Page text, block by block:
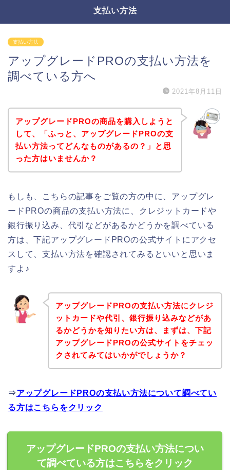
支払い方法
支払い方法
アップグレードPROの支払い方法を
調べている方へ
2021年8月11日
アップグレードPROの商品を購入しようと
して、「ふっと、アップグレードPROの支
払い方法ってどんなものがあるの？」と思
った方はいませんか？
もしも、こちらの記事をご覧の方の中に、アップグレ
ードPROの商品の支払い方法に、クレジットカードや
銀行振り込み、代引などがあるかどうかを調べている
方は、下記アップグレードPROの公式サイトにアクセ
スして、支払い方法を確認されてみるといいと思いま
すよ♪
アップグレードPROの支払い方法にクレジ
ットカードや代引、銀行振り込みなどがあ
るかどうかを知りたい方は、まずは、下記
アップグレードPROの公式サイトをチェッ
クされてみてはいかがでしょうか？
⇒アップグレードPROの支払い方法について調べてい
る方はこちらをクリック
アップグレードPROの支払い方法につい
て調べている方はこちらをクリック